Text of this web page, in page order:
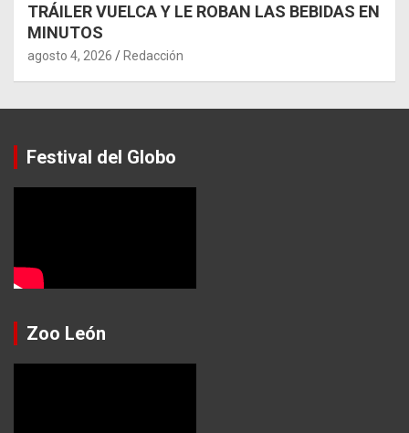
TRÁILER VUELCA Y LE ROBAN LAS BEBIDAS EN
MINUTOS
agosto 4, 2026 Redacción
Festival del Globo
Zoo León